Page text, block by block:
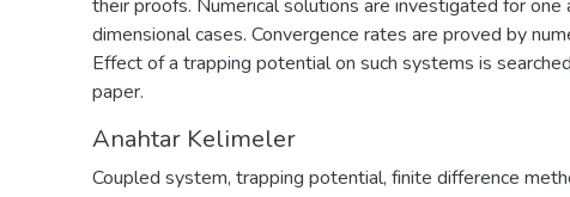
their proofs. Numerical solutions are investigated for
dimensional cases. Convergence rates are proved by
Effect of a trapping potential on such systems is
paper.
Anahtar Kelimeler
Coupled system, trapping potential, finite difference